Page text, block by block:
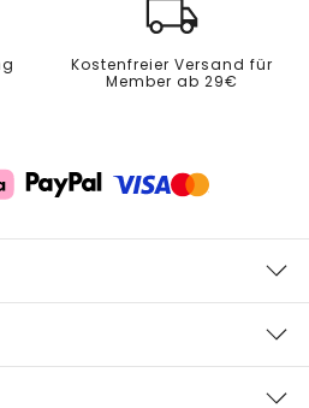
Kostenfreier Versand für
Member ab 29€